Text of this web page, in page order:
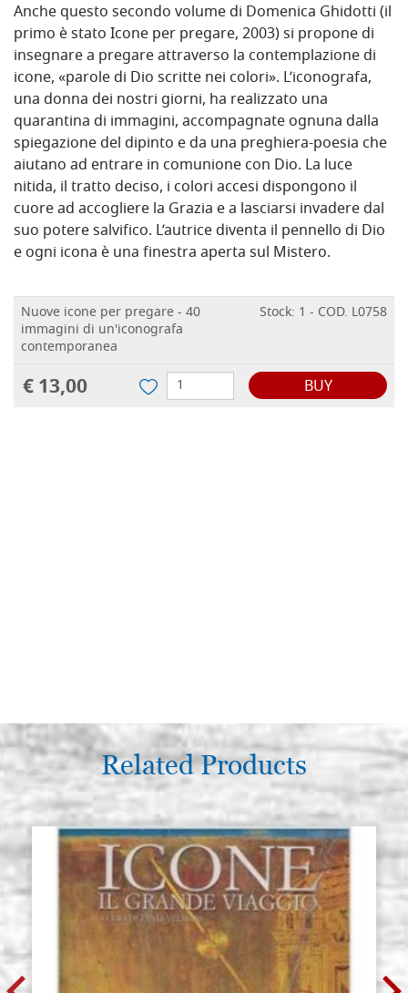
Anche questo secondo volume di Domenica Ghidotti (il
primo è stato Icone per pregare, 2003) si propone di
insegnare a pregare attraverso la contemplazione di
icone, «parole di Dio scritte nei colori». L’iconografa,
una donna dei nostri giorni, ha realizzato una
quarantina di immagini, accompagnate ognuna dalla
spiegazione del dipinto e da una preghiera-poesia che
aiutano ad entrare in comunione con Dio. La luce
nitida, il tratto deciso, i colori accesi dispongono il
cuore ad accogliere la Grazia e a lasciarsi invadere dal
suo potere salvifico. L’autrice diventa il pennello di Dio
e ogni icona è una finestra aperta sul Mistero.
Nuove icone per pregare - 40
immagini di un'iconografa
contemporanea
Stock: 1 - COD. L0758
€ 13,00 BUY
Related Products